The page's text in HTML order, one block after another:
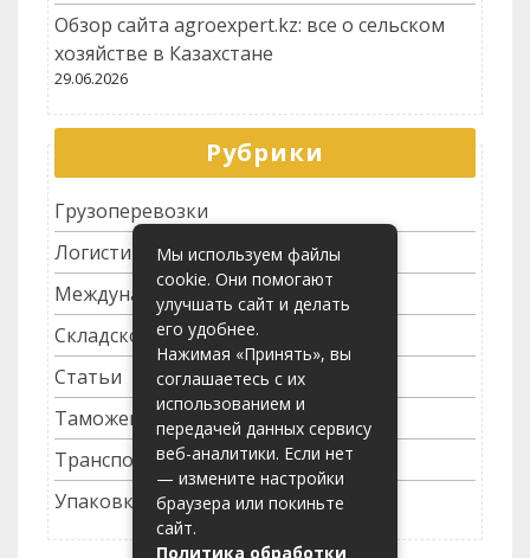
Обзор сайта agroexpert.kz: все о сельском
хозяйстве в Казахстане
29.06.2026
Рубрики
Грузоперевозки
Логистика
Международные перевозки
Складское хозяйство
Статьи
Таможенное оформление
Транспортные услуги
Упаковка грузов
Мы используем файлы
cookie. Они помогают
улучшать сайт и делать
его удобнее.
Нажимая «Принять», вы
соглашаетесь с их
использованием и
передачей данных сервису
веб-аналитики. Если нет
— измените настройки
браузера или покиньте
сайт.
Политика обработки